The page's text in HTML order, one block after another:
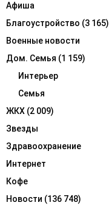
Афиша
Благоустройство (3 165)
Военные новости
Дом. Семья (1 159)
Интерьер
Семья
ЖКХ (2 009)
Звезды
Здравоохранение
Интернет
Кофе
Новости (136 748)